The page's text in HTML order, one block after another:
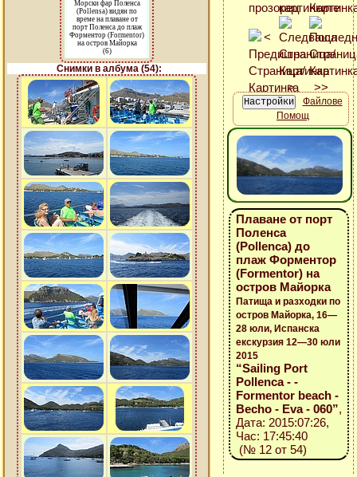
Морски фар Поленса
(Pollensa) видян по
време на плаване от
порт Поленса до плаж
Форментор (Formentor)
на остров Майорка
(6)
Снимки в албума (54):
Файлове
Помощ
Плаване от порт
Поленса
(Pollenca) до
плаж Форментор
(Formentor) на
остров Майорка
Патища и разходки по
остров Майорка, 16—
28 юли, Испанска
екскурзия 12—30 юли
2015
“Sailing Port
Pollenca - -
Formentor beach -
Becho - Eva - 060”,
Дата: 2015:07:26,
Час: 17:45:40
(№ 12 от 54)